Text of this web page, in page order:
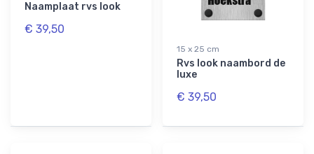
Naamplaat rvs look
€ 39,50
15 x 25 cm
Rvs look naambord de
luxe
€ 39,50